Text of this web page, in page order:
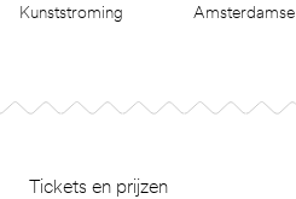
Kunststroming
Tickets en prijzen